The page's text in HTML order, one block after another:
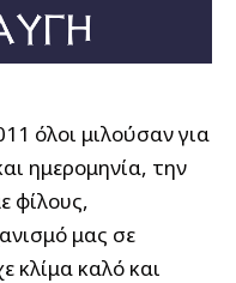
όλοι μιλούσαν για
ημερομηνία, την
φίλους,
μας σε
κλίμα καλό και